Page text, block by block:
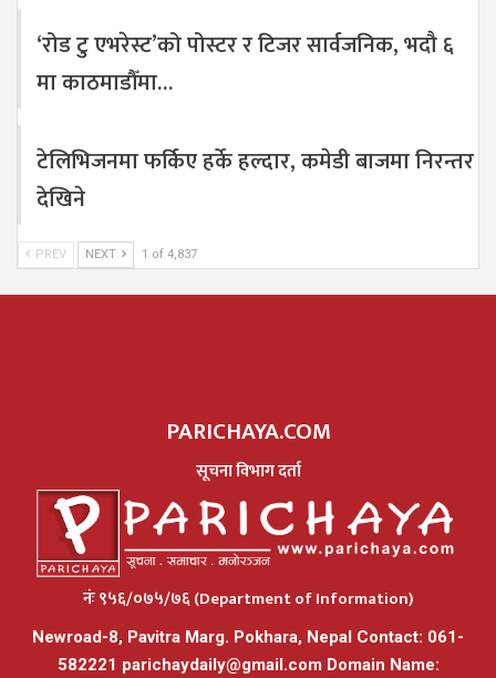
‘रोड टु एभरेस्ट’को पोस्टर र टिजर सार्वजनिक, भदौ ६
मा काठमाडौँमा…
टेलिभिजनमा फर्किए हर्के हल्दार, कमेडी बाजमा निरन्तर
देखिने
PREV NEXT 1 of 4,837
PARICHAYA.COM
सूचना विभाग दर्ता
नंः ९५६/०७५/७६ (Department of Information)
Newroad-8, Pavitra Marg. Pokhara, Nepal Contact: 061-
582221 parichaydaily@gmail.comDomain Name: